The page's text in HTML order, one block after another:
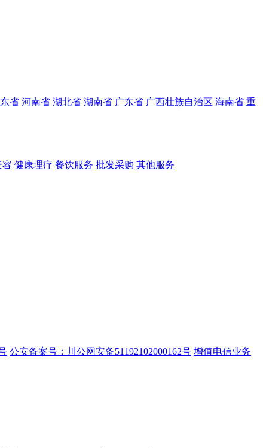
省 河南省 湖北省 湖南省 广东省 广西壮族自治区 海南省 重
容 健康理疗 餐饮服务 批发采购 其他服务
公安备案号：川公网安备51192102000162号 增值电信业务